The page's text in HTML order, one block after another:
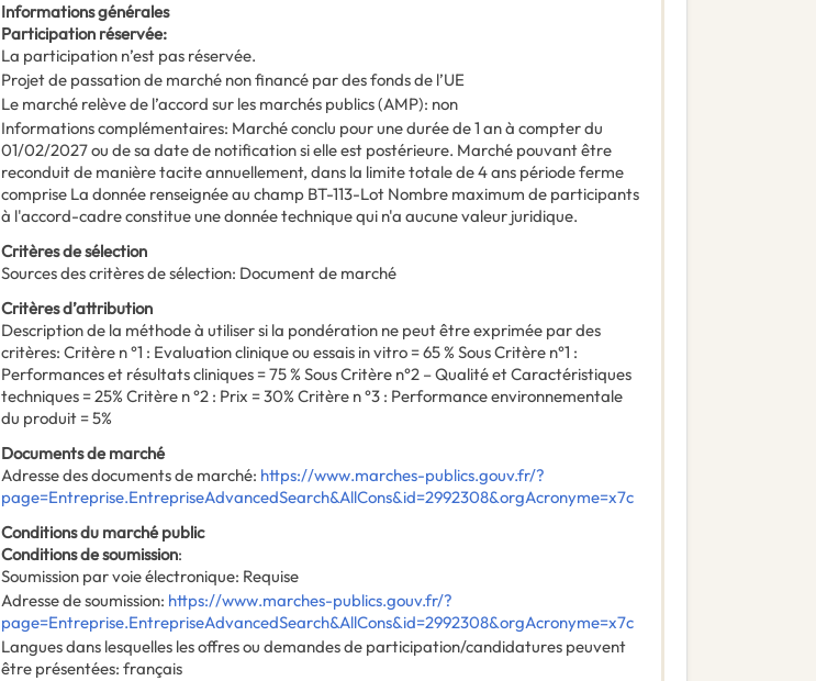
Informations générales
Participation réservée:
La participation n’est pas réservée.
Projet de passation de marché non financé par des fonds de l’UE
Le marché relève de l’accord sur les marchés publics (AMP): non
Informations complémentaires: Marché conclu pour une durée de 1 an à compter du
01/02/2027 ou de sa date de notification si elle est postérieure. Marché pouvant être
reconduit de manière tacite annuellement, dans la limite totale de 4 ans période ferme
comprise La donnée renseignée au champ BT-113-Lot Nombre maximum de participants
à l'accord-cadre constitue une donnée technique qui n'a aucune valeur juridique.
Critères de sélection
Sources des critères de sélection: Document de marché
Critères d’attribution
Description de la méthode à utiliser si la pondération ne peut être exprimée par des
critères: Critère n °1 : Evaluation clinique ou essais in vitro = 65 % Sous Critère n°1 :
Performances et résultats cliniques = 75 % Sous Critère n°2 – Qualité et Caractéristiques
techniques = 25% Critère n °2 : Prix = 30% Critère n °3 : Performance environnementale
du produit = 5%
Documents de marché
Adresse des documents de marché: https://www.marches-publics.gouv.fr/?
page=Entreprise.EntrepriseAdvancedSearch&AllCons&id=2992308&orgAcronyme=x7c
Conditions du marché public
Conditions de soumission:
Soumission par voie électronique: Requise
Adresse de soumission: https://www.marches-publics.gouv.fr/?
page=Entreprise.EntrepriseAdvancedSearch&AllCons&id=2992308&orgAcronyme=x7c
Langues dans lesquelles les offres ou demandes de participation/candidatures peuvent
être présentées: français